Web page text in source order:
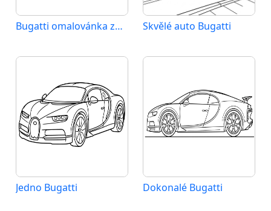
Bugatti omalovánka zdarma Skvělé auto Bugatti
Jedno Bugatti Dokonalé Bugatti